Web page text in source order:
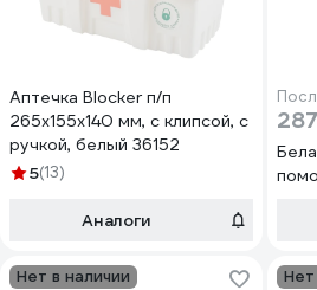
Аптечка Blocker п/п
265x155x140 мм, с клипсой, с
ручкой, белый 36152
5(13)
Аналоги
Нет в наличии Нет